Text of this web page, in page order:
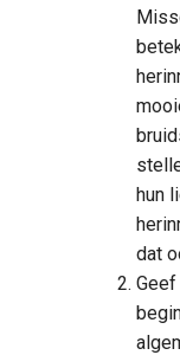
hun
dat